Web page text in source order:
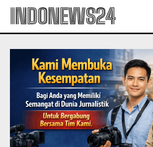
INDONEWS24